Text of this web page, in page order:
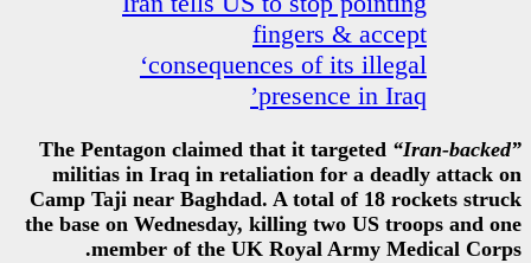
‘consequences
The Pentagon claimed that it
militias in Iraq in retaliation
Camp Taji near Baghdad. A
the base on Wednesday, killing
member of the UK